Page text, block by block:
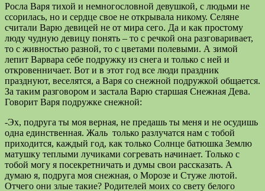
Росла Варя тихой и немногословной девушкой, с людьми не
ссорилась, но и сердце свое не открывала никому. Селяне
считали Варю девицей не от мира сего. Да и как простому
люду чудную девицу понять – то с речкой она разговаривает,
то с живностью разной, то с цветами полевыми. А зимой
лепит Варвара себе подружку из снега и только с ней и
откровенничает. Вот и в этот год все люди праздник
празднуют, веселятся, а Варя со снежной подружкой общается.
За таким разговором и застала Варю старшая Снежная Дева.
Говорит Варя подружке снежной:
-Эх, подруга ты моя верная, не предашь ты меня и не осудишь
одна единственная. Жаль только разлучатся нам с тобой
приходится, каждый год, как только Солнце батюшка Землю
матушку теплыми лучиками согревать начинает. Только с
тобой могу я посекретничать и думы свои рассказать. А
думаю я, подруга моя снежная, о Морозе и Стуже лютой.
Отчего они злые такие? Родителей моих со свету белого